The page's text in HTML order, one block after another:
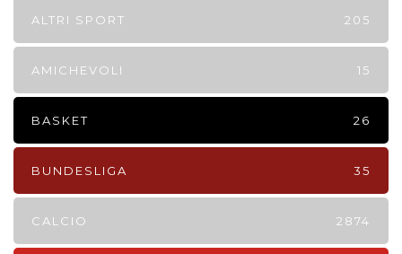
ALTRI SPORT 205
AMICHEVOLI 15
BASKET 26
BUNDESLIGA 35
CALCIO 2874